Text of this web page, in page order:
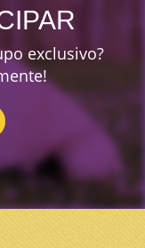
exclusivo?